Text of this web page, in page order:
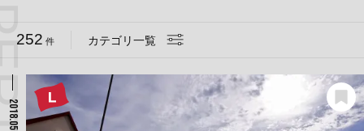
会社情報
252 件 カテゴリ一覧
2018.05.08